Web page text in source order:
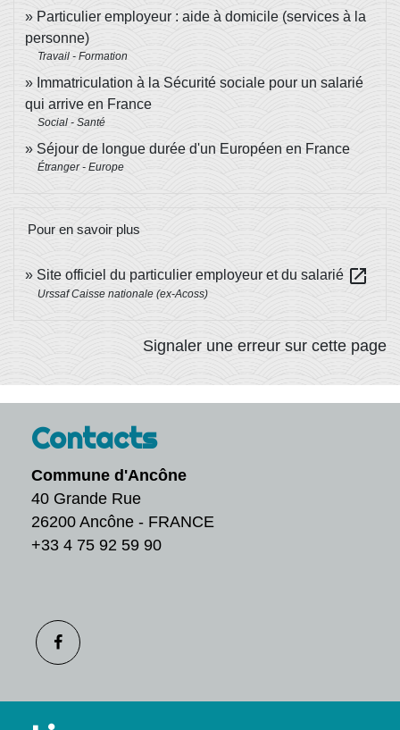
Particulier employeur : aide à domicile (services à la
personne)
Travail - Formation
Immatriculation à la Sécurité sociale pour un salarié
qui arrive en France
Social - Santé
Séjour de longue durée d'un Européen en France
Étranger - Europe
Pour en savoir plus
Site officiel du particulier employeur et du salarié open_in_new
Urssaf Caisse nationale (ex-Acoss)
Signaler une erreur sur cette page
Contacts
Commune d'Ancône
40 Grande Rue
26200 Ancône - FRANCE
+33 4 75 92 59 90